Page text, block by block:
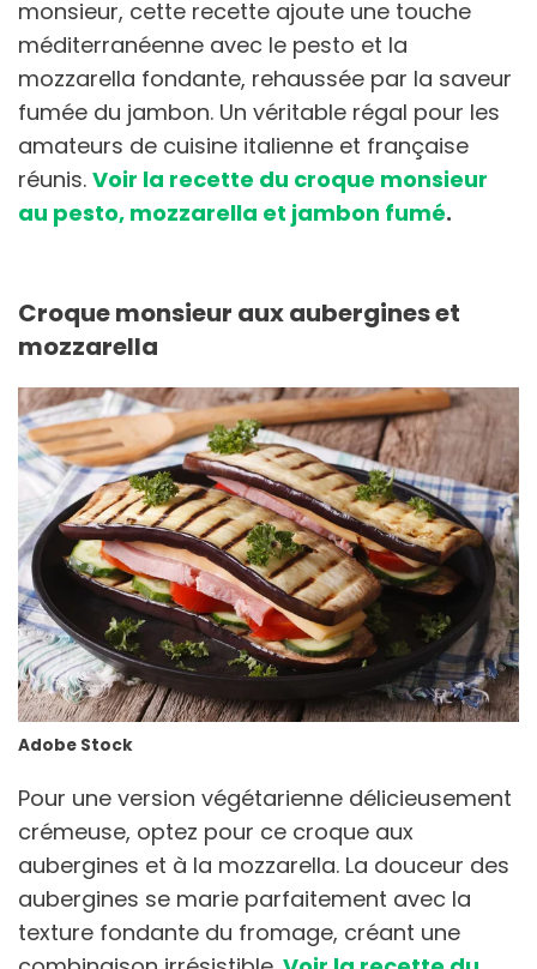
monsieur, cette recette ajoute une touche
méditerranéenne avec le pesto et la
mozzarella fondante, rehaussée par la saveur
fumée du jambon. Un véritable régal pour les
amateurs de cuisine italienne et française
réunis. Voir la recette du croque monsieur
au pesto, mozzarella et jambon fumé.
Croque monsieur aux aubergines et
mozzarella
Adobe Stock
Pour une version végétarienne délicieusement
crémeuse, optez pour ce croque aux
aubergines et à la mozzarella. La douceur des
aubergines se marie parfaitement avec la
texture fondante du fromage, créant une